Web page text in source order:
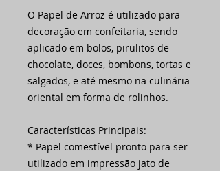
O Papel de Arroz é utilizado para
decoração em confeitaria, sendo
aplicado em bolos, pirulitos de
chocolate, doces, bombons, tortas e
salgados, e até mesmo na culinária
oriental em forma de rolinhos.
Características Principais:
* Papel comestível pronto para ser
utilizado em impressão jato de